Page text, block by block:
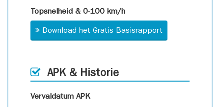
Topsnelheid & 0-100 km/h
Download het Gratis Basisrapport
APK & Historie
Vervaldatum APK